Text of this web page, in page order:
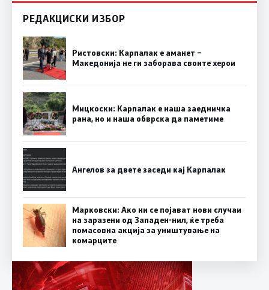
РЕДАКЦИСКИ ИЗБОР
Ристовски: Карпалак е аманет –
Македонија не ги заборава своите херои
Мицкоски: Карпалак е наша заедничка
рана, но и наша обврска да паметиме
Ангелов за двете заседи кај Карпалак
Марковски: Ако ни се појават нови случаи
на заразени од Западен-нил, ќе треба
помасовна акција за уништување на
комарците